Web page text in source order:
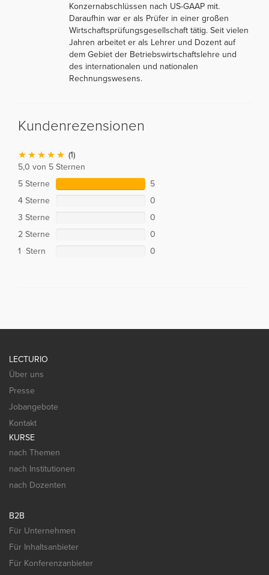
Konzernabschlüssen nach US-GAAP mit.
Daraufhin war er als Prüfer in einer großen
Wirtschaftsprüfungsgesellschaft tätig. Seit vielen
Jahren arbeitet er als Lehrer und Dozent auf
dem Gebiet der Betriebswirtschaftslehre und
des internationalen und nationalen
Rechnungswesens.
Kundenrezensionen
(1)
5,0 von 5 Sternen
5 Sterne
5
4 Sterne
0
3 Sterne
0
2 Sterne
0
1 Stern
0
LECTURIO
Über uns
Presse
Jobangebote
Kontakt
KURSE
nach Themen
nach Institutionen
nach Dozenten
B2B
Für Unternehmen
Für Inhaltsanbieter
Für Konferenzanbieter